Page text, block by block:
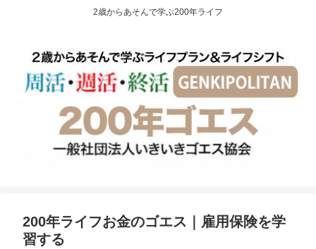
2歳からあそんで学ぶ200年ライフ
200年ライフお金のゴエス｜雇用保険を学
習する